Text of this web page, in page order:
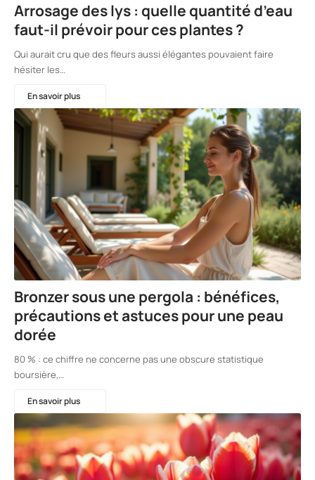
Arrosage des lys : quelle quantité d’eau
faut-il prévoir pour ces plantes ?
Qui aurait cru que des fleurs aussi élégantes pouvaient faire
hésiter les…
En savoir plus
Bronzer sous une pergola : bénéfices,
précautions et astuces pour une peau
dorée
80 % : ce chiffre ne concerne pas une obscure statistique
boursière,…
En savoir plus